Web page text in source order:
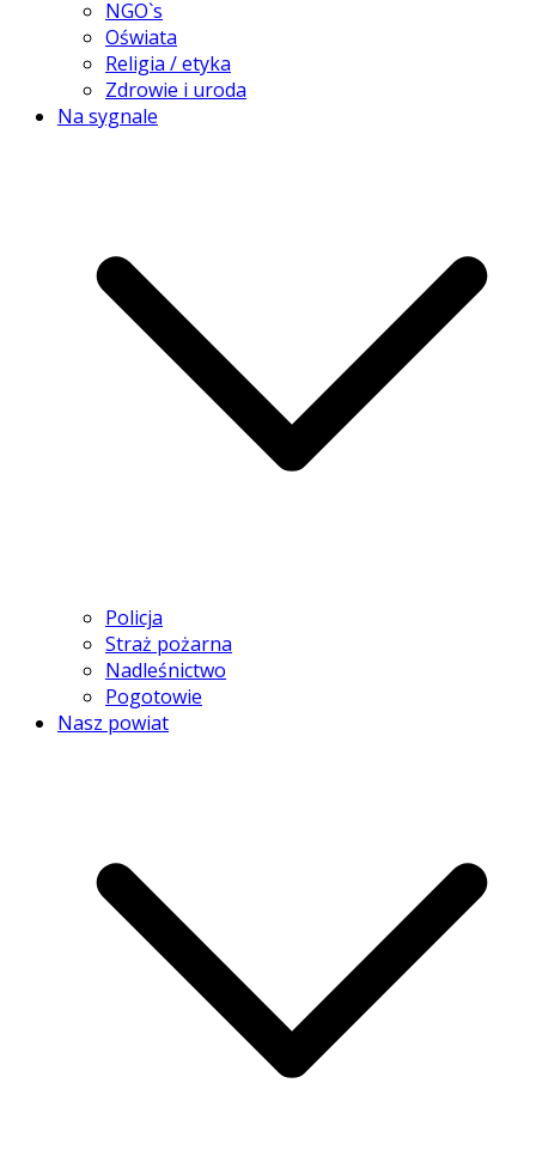
NGO`s
Oświata
Religia / etyka
Zdrowie i uroda
Na sygnale
Policja
Straż pożarna
Nadleśnictwo
Pogotowie
Nasz powiat